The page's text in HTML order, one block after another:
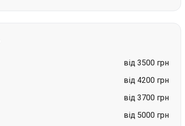
від 3500 грн
від 4200 грн
від 3700 грн
від 5000 грн